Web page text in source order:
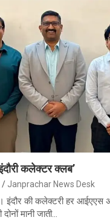
कलेक्टर क्लब’
Janprachar News Desk
इंदौर की कलेक्टरी हर आईएएस
मानी जाती…